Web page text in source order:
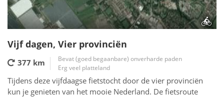
Vijf dagen, Vier provinciën
377 km
Bevat (goed begaanbare) onverharde paden
Erg veel platteland
Tijdens deze vijfdaagse fietstocht door de vier provinciën
kun je genieten van het mooie Nederland. De fietsroute